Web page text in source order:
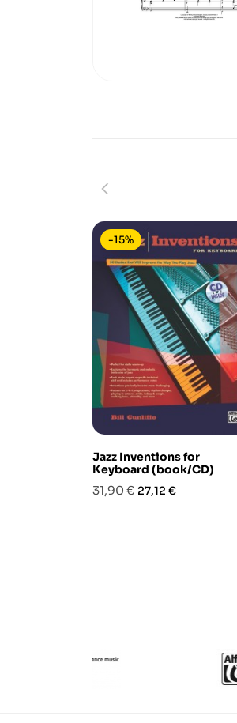
Jazz Inventions for
Keyboard (book/CD)
Prezzo
31,90 € Prezzo
27,12 €
-15%